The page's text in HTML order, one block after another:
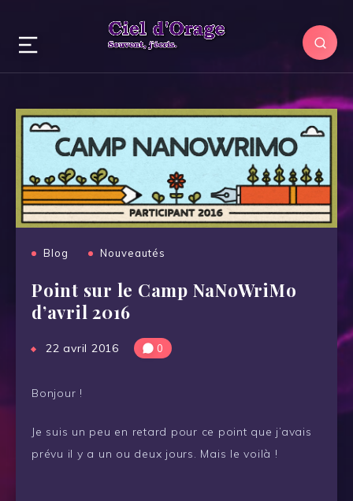
Blog Nouveautés
Point sur le Camp NaNoWriMo
d’avril 2016
22 avril 2016 0
Bonjour !
Je suis un peu en retard pour ce point que j’avais
prévu il y a un ou deux jours. Mais le voilà !